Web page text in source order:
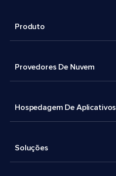
Produto
Provedores De Nuvem
Hospedagem De Aplicativos
Soluções